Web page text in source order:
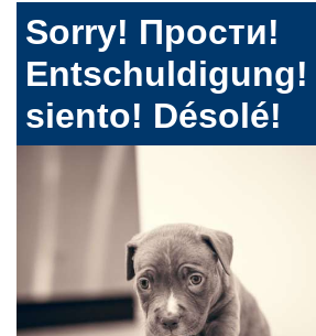
Sorry! Прости!
Entschuldigung!
siento! Désolé!